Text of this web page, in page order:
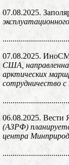
07.08.2025.
07.08.2025.
США,
арктических
сотрудничество
06.08.2025. Вести
(АЗРФ)
центра